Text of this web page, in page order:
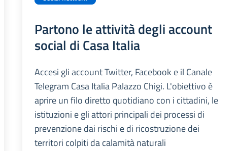
Partono le attività degli account
social di Casa Italia
Accesi gli account Twitter, Facebook e il Canale
Telegram Casa Italia Palazzo Chigi. L'obiettivo è
aprire un filo diretto quotidiano con i cittadini, le
istituzioni e gli attori principali dei processi di
prevenzione dai rischi e di ricostruzione dei
territori colpiti da calamità naturali